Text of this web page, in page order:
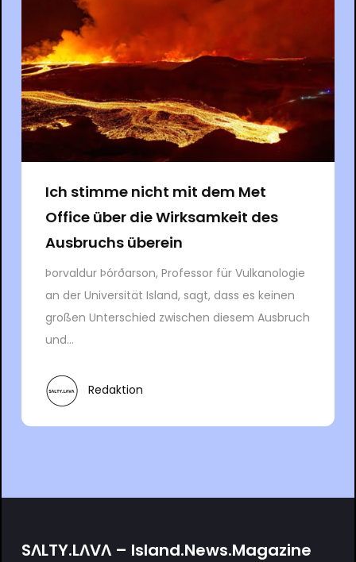
Ich stimme nicht mit dem Met
Office über die Wirksamkeit des
Ausbruchs überein
Þorvaldur Þórðarson, Professor für Vulkanologie
an der Universität Island, sagt, dass es keinen
großen Unterschied zwischen diesem Ausbruch
und...
Redaktion
SΛLTY.LΛVΛ – Island.News.Magazine